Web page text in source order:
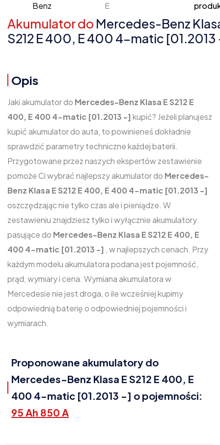
Benz
E
Akumulator do Mercedes-Benz
S212 E 400, E 400 4-matic
Opis
Jaki akumulator do Mercedes-Benz Klasa E S212 E
400, E 400 4-matic [01.2013 -] kupić? Jeżeli planujesz
kupić akumulator do auta, to powinieneś dokładnie
sprawdzić parametry techniczne każdej baterii.
Przygotowane przez naszych ekspertów zestawienie
pomoże Ci wybrać najlepszy akumulator do Mercedes-
Benz Klasa E S212 E 400, E 400 4-matic [01.2013 -]
oszczędzając nie tylko czas ale i pieniądze. W
zestawieniu znajdziesz tylko i wyłącznie akumulatory
pasujące do Mercedes-Benz Klasa E S212 E 400, E
400 4-matic [01.2013 -] , w najlepszych cenach. Przy
każdym modelu akumulatora podana jest pojemność,
prąd, wymiary i cena. Wymiana akumulatora w
Mercedesie nie jest droga, o ile wcześniej kupimy
odpowiednią baterię o odpowiedniej pojemności i
wymiarach.
Proponowane akumulatory do
Mercedes-Benz Klasa E S212 E 400, E
400 4-matic [01.2013 -] o pojemności:
95 Ah 850 A